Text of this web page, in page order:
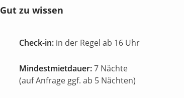
Gut zu wissen
Check-in: in der Regel ab 16 Uhr
Mindestmietdauer:7 Nächte
(auf Anfrage ggf. ab 5 Nächten)